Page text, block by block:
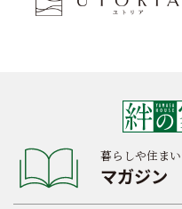
暮らしや住ま
マガジン